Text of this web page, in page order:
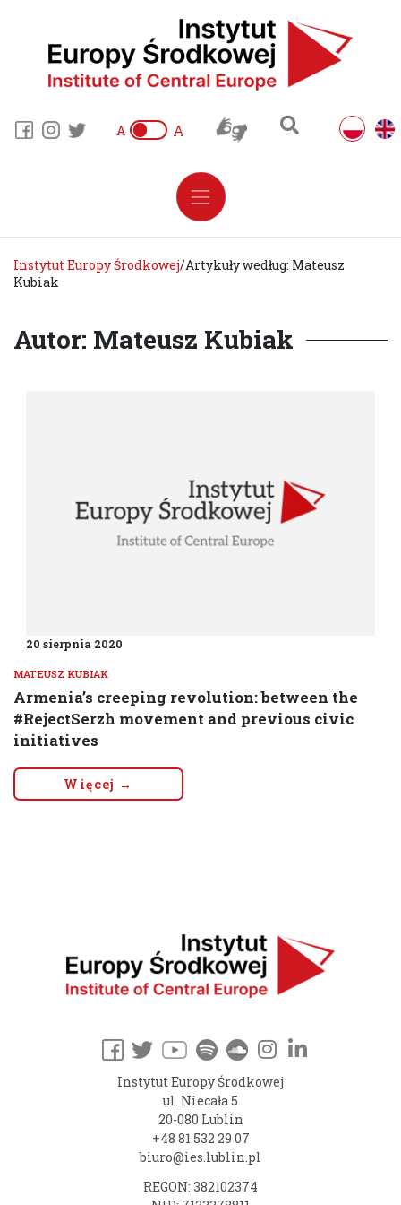
A A
Instytut Europy Środkowej/Artykuły według: Mateusz
Kubiak
Autor: Mateusz Kubiak
20 sierpnia 2020
MATEUSZ KUBIAK
Armenia’s creeping revolution: between the
#RejectSerzh movement and previous civic
initiatives
Więcej →
Instytut Europy Środkowej
ul. Niecała 5
20-080 Lublin
+48 81 532 29 07
biuro@ies.lublin.pl
REGON: 382102374